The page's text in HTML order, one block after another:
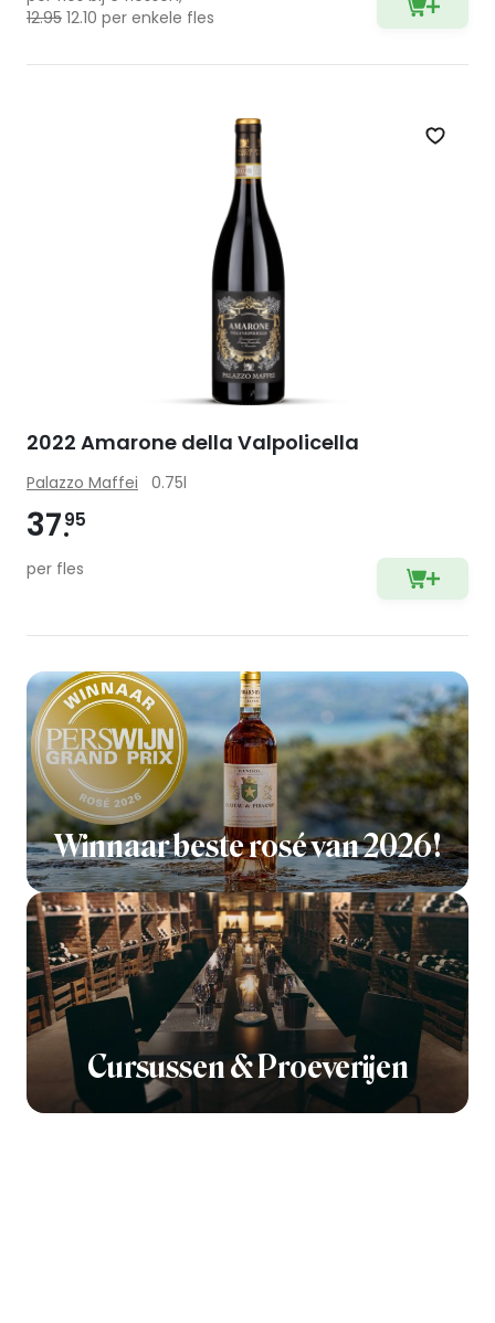
Winnaar beste rosé van 2026!
Cursussen & Proeverijen
12.95 12.10 per enkele fles
Zet
2022 Amarone della Valpolicella
Palazzo Maffei 0.75l
3795
per fles